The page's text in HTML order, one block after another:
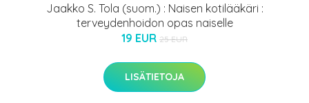
Jaakko S. Tola (suom.) : Naisen kotilääkäri :
terveydenhoidon opas naiselle
19 EUR 25 EUR
LISÄTIETOJA